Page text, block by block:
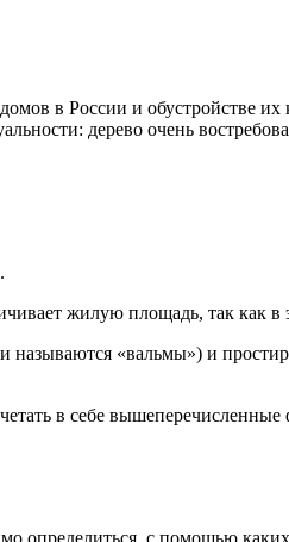
в России и обустройстве
дерево очень
жилую площадь, так как в
«вальмы») и
в себе
определиться, с помощью